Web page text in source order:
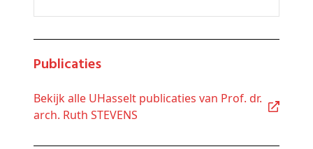
Publicaties
Bekijk alle UHasselt publicaties van Prof. dr.
arch. Ruth STEVENS